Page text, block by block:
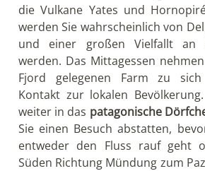
die Vulkane Yates und
werden Sie wahrscheinlich von
und einer großen Vielfallt an
werden. Das Mittagessen
Fjord gelegenen Farm zu
Kontakt zur lokalen
weiter in das patagonische
Sie einen Besuch abstatten,
entweder den Fluss rauf geht
Süden Richtung Mündung zum